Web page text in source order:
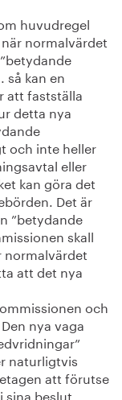
huvudregel
normalvärdet
så kan en
att fastställa
detta nya
och inte heller
eller
kan göra det
Det är
”betydande
skall
normalvärdet
att det nya
och
nya vaga
naturligtvis
att förutse
beslut.